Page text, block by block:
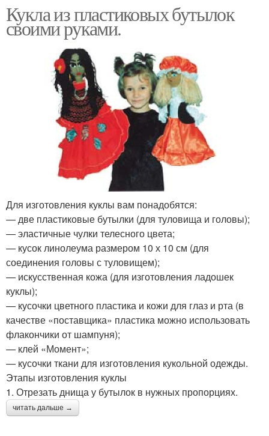
Кукла из пластиковых бутылок
своими руками.
Для изготовления куклы вам понадобятся:
— две пластиковые бутылки (для туловища и головы);
— эластичные чулки телесного цвета;
— кусок линолеума размером 10 х 10 см (для
соединения головы с туловищем);
— искусственная кожа (для изготовления ладошек
куклы);
— кусочки цветного пластика и кожи для глаз и рта (в
качестве «поставщика» пластика можно использовать
флакончики от шампуня);
— клей «Момент»;
— кусочки ткани для изготовления кукольной одежды.
Этапы изготовления куклы
1. Отрезать днища у бутылок в нужных пропорциях.
читать дальше →